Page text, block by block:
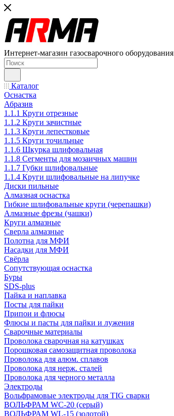
Интернет-магазин газосварочного оборудования
Каталог
Оснастка
Абразив
1.1.1 Круги отрезные
1.1.2 Круги зачистные
1.1.3 Круги лепестковые
1.1.5 Круги точильные
1.1.6 Шкурка шлифовальная
1.1.8 Сегменты для мозаичных машин
1.1.7 Губки шлифовальные
1.1.4 Круги шлифовальные на липучке
Диски пильные
Алмазная оснастка
Гибкие шлифовальные круги (черепашки)
Алмазные фрезы (чашки)
Круги алмазные
Сверла алмазные
Полотна для МФИ
Насадки для МФИ
Свёрла
Сопутствующая оснастка
Буры
SDS-plus
Пайка и наплавка
Посты для пайки
Припои и флюсы
Флюсы и пасты для пайки и лужения
Сварочные материалы
Проволока сварочная на катушках
Порошковая самозащитная проволока
Проволока для алюм. сплавов
Проволока для нерж. сталей
Проволока для черного металла
Электроды
Вольфрамовые электроды для TIG сварки
ВОЛЬФРАМ WC-20 (серый)
ВОЛЬФРАМ WL-15 (золотой)